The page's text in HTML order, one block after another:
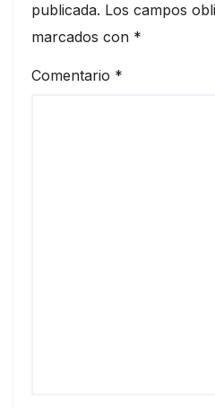
publicada. Los campos
marcados con *
Comentario *